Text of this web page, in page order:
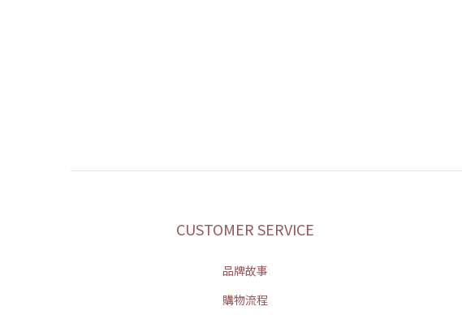
CUSTOMER SERVICE
品牌故事
購物流程